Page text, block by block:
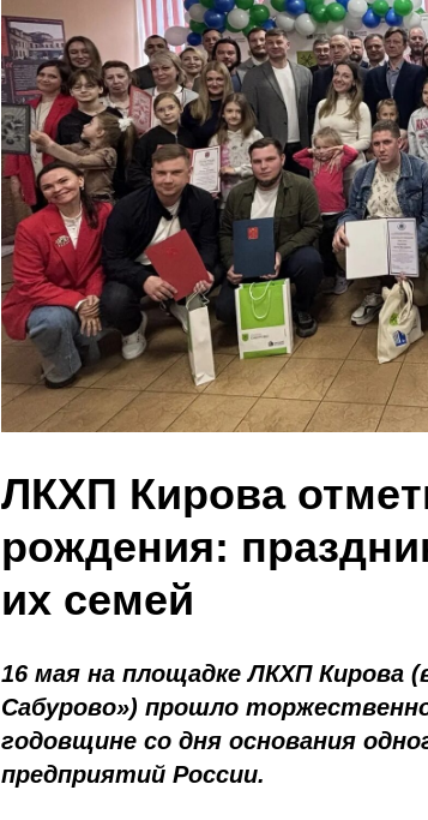
ЛКХП Кирова
рождения:
их семей
16 мая на площадке ЛКХП Кирова
Сабурово») прошло
годовщине со дня основания
предприятий России.